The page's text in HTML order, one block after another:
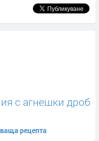
с агнешки дроб
рецепта